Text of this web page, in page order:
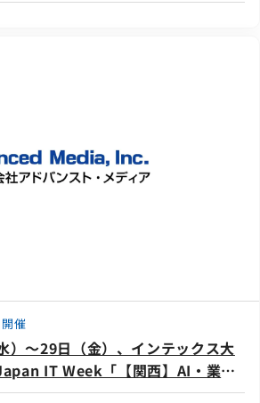
催
）～29日（金）、インテックス大
IT Week「【関西】AI・業務
たします。